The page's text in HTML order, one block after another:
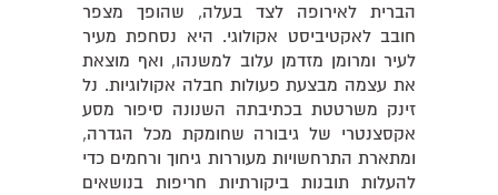
הברית לאירופה לצד בעלה, שהופך מצפר
חובב לאקטיביסט אקולוגי. היא נסחפת מעיר
לעיר ומרומן מזדמן עלוב למשנהו, ואף מוצאת
את עצמה מבצעת פעולות חבלה אקולוגיות. נל
זינק משרטטת בכתיבתה השנונה סיפור מסע
אקסצנטרי של גיבורה שחומקת מכל הגדרה,
ומתארת התרחשויות מעוררות גיחוך ורחמים כדי
להעלות תובנות ביקורתיות חריפות בנושאים